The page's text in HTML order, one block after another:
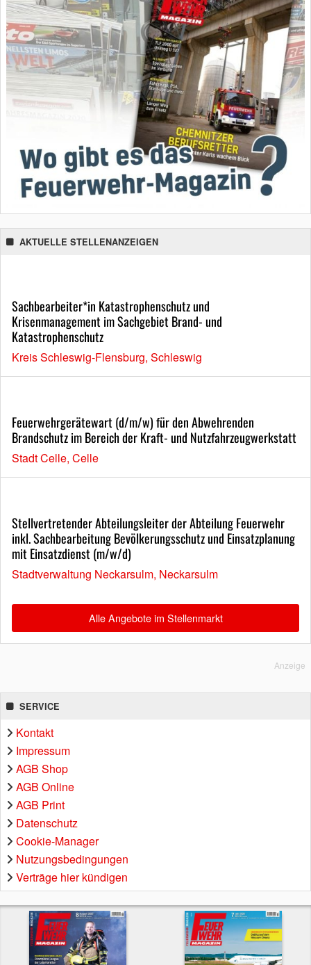
AKTUELLE STELLENANZEIGEN
Sachbearbeiter*in Katastrophenschutz und
Krisenmanagement im Sachgebiet Brand- und
Katastrophenschutz
Kreis Schleswig-Flensburg, Schleswig
Feuerwehrgerätewart (d/m/w) für den Abwehrenden
Brandschutz im Bereich der Kraft- und Nutzfahrzeugwerkstatt
Stadt Celle, Celle
Stellvertretender Abteilungsleiter der Abteilung Feuerwehr
inkl. Sachbearbeitung Bevölkerungsschutz und Einsatzplanung
mit Einsatzdienst (m/w/d)
Stadtverwaltung Neckarsulm, Neckarsulm
Alle Angebote im Stellenmarkt
Anzeige
SERVICE
Kontakt
Impressum
AGB Shop
AGB Online
AGB Print
Datenschutz
Cookie-Manager
Nutzungsbedingungen
Verträge hier kündigen